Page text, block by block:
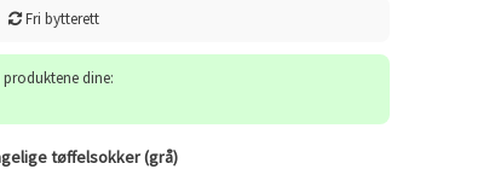
Fri bytterett
produktene dine:
tøffelsokker (grå)